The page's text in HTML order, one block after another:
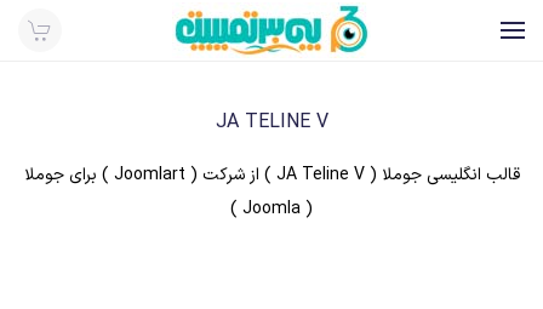
JA TELINE V
قالب انگلیسی جوملا ( JA Teline V ) از شرکت ( Joomlart ) برای جوملا
( Joomla )